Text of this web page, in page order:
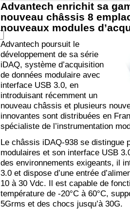
Advantech enrichit sa
nouveau châssis 8
nouveaux modules
Advantech poursuit le
développement de sa série
iDAQ, système d’acquisition
de données modulaire avec
interface USB 3.0, en
introduisant récemment un
nouveau châssis et plusieurs
innovantes sont distribuées en
spécialiste de l’instrumentation
Le châssis iDAQ-938 se distingue
modulaires et son interface USB
des environnements exigeants, il
3.0 et dispose d’une entrée
10 à 30 Vdc. Il est capable de
température de -20°C à 60°C,
5Grms et des chocs jusqu’à 30G.